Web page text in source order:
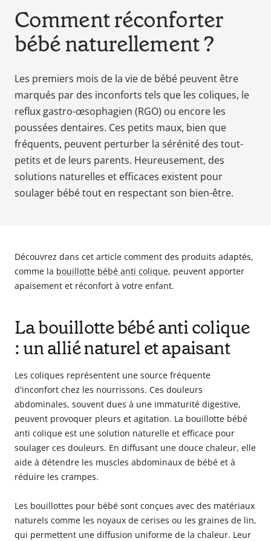
tant
que
parents
votre
enfant,
pour
la
grossesse
de
au
bain
prix
sur
Babyphones,
et
ciel
de
lit
Comment réconforter
bébé naturellement ?
Les premiers mois de la vie de bébé peuvent être
marqués par des inconforts tels que les coliques, le
reflux gastro-œsophagien (RGO) ou encore les
poussées dentaires. Ces petits maux, bien que
fréquents, peuvent perturber la sérénité des tout-
petits et de leurs parents. Heureusement, des
solutions naturelles et efficaces existent pour
soulager bébé tout en respectant son bien-être.
Découvrez dans cet article comment des produits adaptés,
comme la bouillotte bébé anti colique, peuvent apporter
apaisement et réconfort à votre enfant.
La bouillotte bébé anti colique
: un allié naturel et apaisant
Les coliques représentent une source fréquente
d'inconfort chez les nourrissons. Ces douleurs
abdominales, souvent dues à une immaturité digestive,
peuvent provoquer pleurs et agitation. La bouillotte bébé
anti colique est une solution naturelle et efficace pour
soulager ces douleurs. En diffusant une douce chaleur, elle
aide à détendre les muscles abdominaux de bébé et à
réduire les crampes.
Les bouillottes pour bébé sont conçues avec des matériaux
naturels comme les noyaux de cerises ou les graines de lin,
qui permettent une diffusion uniforme de la chaleur. Leur